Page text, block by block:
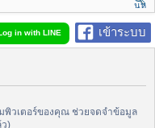
e
n
a
v
a
i
นห
า
เข้าระบบ
in with LINE
พิวเตอร์ของคุณ ช่วยจดจำข้อมูล
ว)